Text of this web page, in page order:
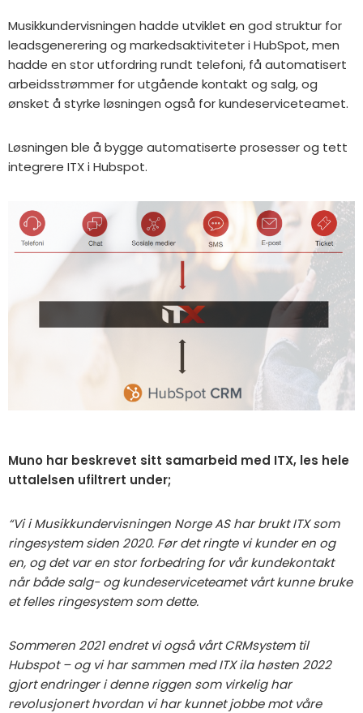
Musikkundervisningen hadde utviklet en god struktur for
leadsgenerering og markedsaktiviteter i HubSpot, men
hadde en stor utfordring rundt telefoni, få automatisert
arbeidsstrømmer for utgående kontakt og salg, og
ønsket å styrke løsningen også for kundeserviceteamet.
Løsningen ble å bygge automatiserte prosesser og tett
integrere ITX i Hubspot.
Muno har beskrevet sitt samarbeid med ITX, les hele
uttalelsen ufiltrert under;
“Vi i Musikkundervisningen Norge AS har brukt ITX som
ringesystem siden 2020. Før det ringte vi kunder en og
en, og det var en stor forbedring for vår kundekontakt
når både salg- og kundeserviceteamet vårt kunne bruke
et felles ringesystem som dette.
Sommeren 2021 endret vi også vårt CRMsystem til
Hubspot – og vi har sammen med ITX ila høsten 2022
gjort endringer i denne riggen som virkelig har
revolusjonert hvordan vi har kunnet jobbe mot våre